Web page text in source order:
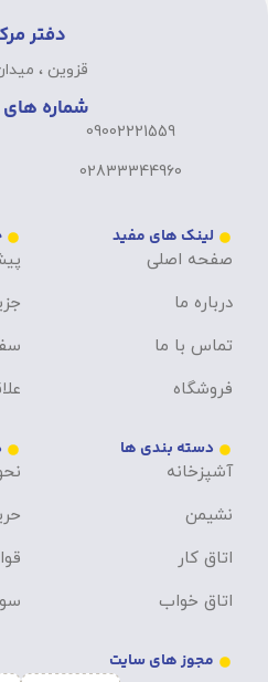
دفتر
قزوین ،
شماره
09002221559
02833344960
لینک های مفید
صفحه اصلی
درباره ما
تماس با ما
فروشگاه
دسته بندی ها
آشپزخانه
نشیمن
اتاق کار
اتاق خواب
مجوز های سایت